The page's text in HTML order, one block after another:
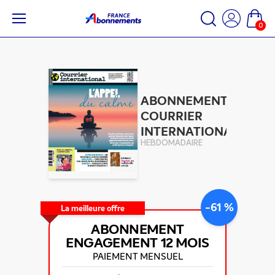
0
ABONNEMENT
COURRIER
INTERNATIONAL
HEBDOMADAIRE
La meilleure offre -61 %
ABONNEMENT
ENGAGEMENT12 MOIS
PAIEMENT MENSUEL